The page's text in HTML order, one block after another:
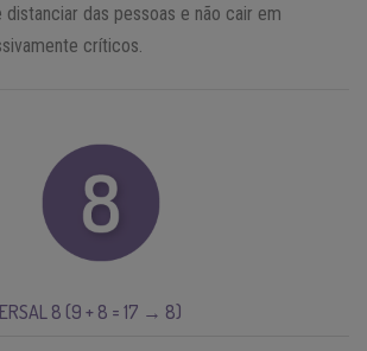
distanciar das pessoas e não cair em
críticos.
8 (9 + 8 = 17 → 8)